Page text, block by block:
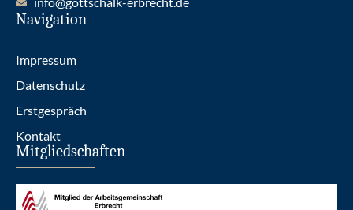
Navigation
Impressum
Datenschutz
Erstgespräch
Kontakt
Mitgliedschaften